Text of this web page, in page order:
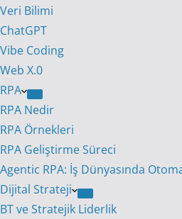
Veri Bilimi
ChatGPT
Vibe Coding
Web X.0
RPA
RPA Nedir
RPA Örnekleri
RPA Geliştirme Süreci
Agentic RPA: İş Dünyasında
Dijital Strateji
BT ve Stratejik Liderlik